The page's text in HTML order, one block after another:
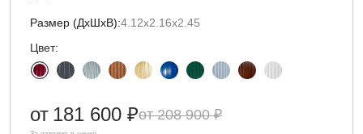
Размер (ДxШxВ):4.12х2.16х2.45
Цвет:
208 900 ₽
от 181 600 ₽